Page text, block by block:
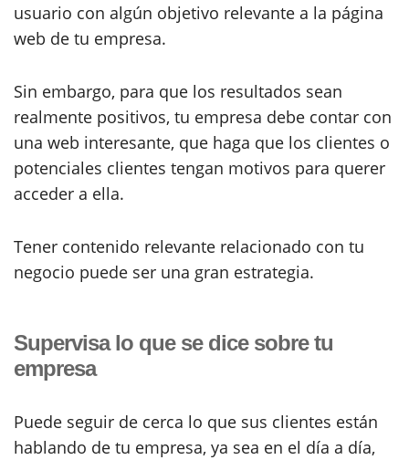
usuario con algún objetivo relevante a la página
web de tu empresa.
Sin embargo, para que los resultados sean
realmente positivos, tu empresa debe contar con
una web interesante, que haga que los clientes o
potenciales clientes tengan motivos para querer
acceder a ella.
Tener contenido relevante relacionado con tu
negocio puede ser una gran estrategia.
Supervisa lo que se dice sobre tu
empresa
Puede seguir de cerca lo que sus clientes están
hablando de tu empresa, ya sea en el día a día,